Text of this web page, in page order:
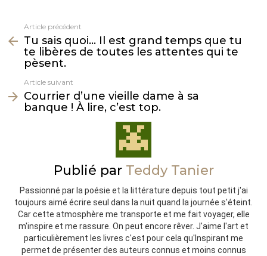
plus
Article précédent
Tu sais quoi… Il est grand temps que tu
te libères de toutes les attentes qui te
pèsent.
Article suivant
Courrier d’une vieille dame à sa
banque ! À lire, c’est top.
Publié par Teddy Tanier
Passionné par la poésie et la littérature depuis tout petit j'ai
toujours aimé écrire seul dans la nuit quand la journée s'éteint.
Car cette atmosphère me transporte et me fait voyager, elle
m'inspire et me rassure. On peut encore rêver. J'aime l'art et
particulièrement les livres c'est pour cela qu'Inspirant me
permet de présenter des auteurs connus et moins connus